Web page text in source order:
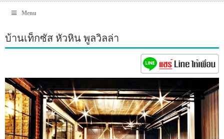
Menu
บ้านเท็กซัส หัวหิน พูลวิลล่า